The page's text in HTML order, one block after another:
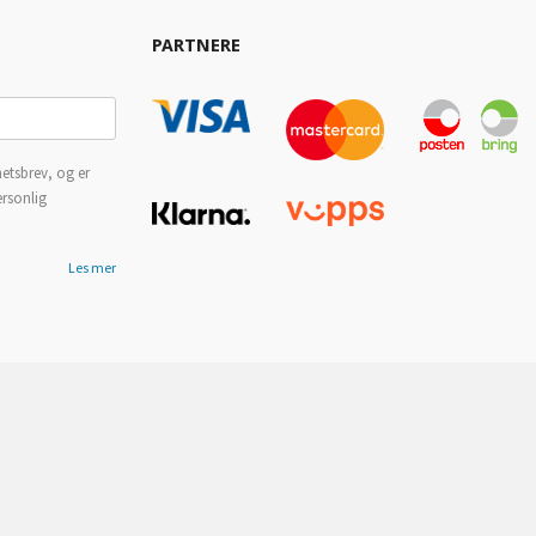
og er
Les mer
PARTNERE